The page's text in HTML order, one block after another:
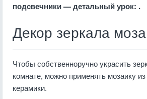
подсвечники — детальный урок: .
Декор зеркала
Чтобы собственноручно украсить
комнате, можно применять мозаику
керамики.